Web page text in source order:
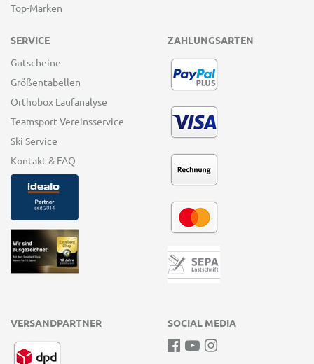
Top-Marken
SERVICE
Gutscheine
Größentabellen
Orthobox Laufanalyse
Teamsport Vereinsservice
Ski Service
Kontakt & FAQ
ZAHLUNGSARTEN
VERSANDPARTNER SOCIAL MEDIA